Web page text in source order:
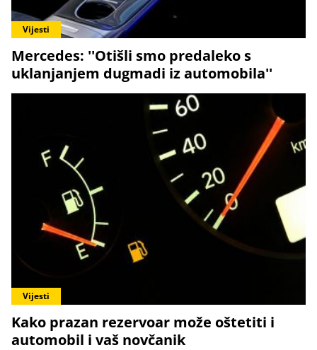
Vijesti
Mercedes: ''Otišli smo predaleko s
uklanjanjem dugmadi iz automobila''
Vijesti
Kako prazan rezervoar može oštetiti i
automobil i vaš novčanik